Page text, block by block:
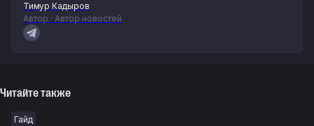
Тимур Кадыров
Автор · Автор новостей
Читайте также
Гайд